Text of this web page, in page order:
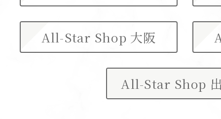
All-Star Shop 大阪
All-Star Shop